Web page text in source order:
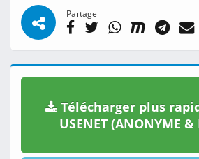
Partage
Télécharger plus
USENET (ANONYME &